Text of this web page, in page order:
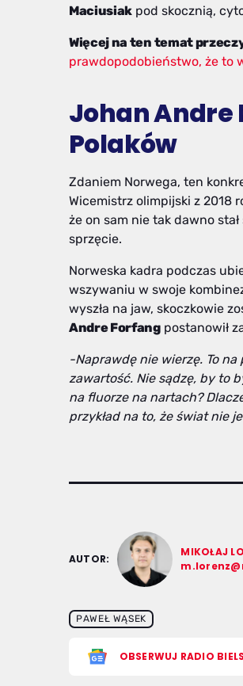
Maciusiak pod skocznią,
Więcej na ten temat
prawdopodobieństwo, że to
Johan Andre
Polaków
Zdaniem Norwega, ten
Wicemistrz olimpijski z 2018
że on sam nie tak dawno
sprzęcie.
Norweska kadra podczas
wszywaniu w swoje
wyszła na jaw, skoczkowie
Andre Forfangpostanowił
-Naprawdę nie wierzę. To na
zawartość. Nie sądzę, by to
na fluorze na nartach?
przykład na to, że świat nie
AUTOR:
MIKOŁAJ
PAWEŁ WĄSEK
OBSERWUJ RADIO